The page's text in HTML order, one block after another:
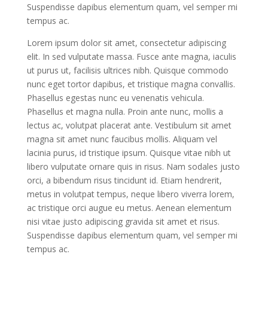
Suspendisse dapibus elementum quam, vel semper mi
tempus ac.
Lorem ipsum dolor sit amet, consectetur adipiscing
elit. In sed vulputate massa. Fusce ante magna, iaculis
ut purus ut, facilisis ultrices nibh. Quisque commodo
nunc eget tortor dapibus, et tristique magna convallis.
Phasellus egestas nunc eu venenatis vehicula.
Phasellus et magna nulla. Proin ante nunc, mollis a
lectus ac, volutpat placerat ante. Vestibulum sit amet
magna sit amet nunc faucibus mollis. Aliquam vel
lacinia purus, id tristique ipsum. Quisque vitae nibh ut
libero vulputate ornare quis in risus. Nam sodales justo
orci, a bibendum risus tincidunt id. Etiam hendrerit,
metus in volutpat tempus, neque libero viverra lorem,
ac tristique orci augue eu metus. Aenean elementum
nisi vitae justo adipiscing gravida sit amet et risus.
Suspendisse dapibus elementum quam, vel semper mi
tempus ac.